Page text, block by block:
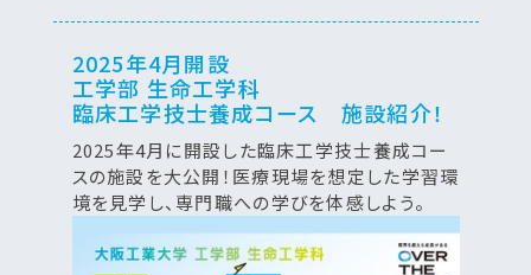
2025年4月開設
工学部 生命工学科
臨床工学技士養成コース 施設紹介！
2025年4月に開設した臨床工学技士養成コー
スの施設を大公開！医療現場を想定した学習環
境を見学し、専門職への学びを体感しよう。